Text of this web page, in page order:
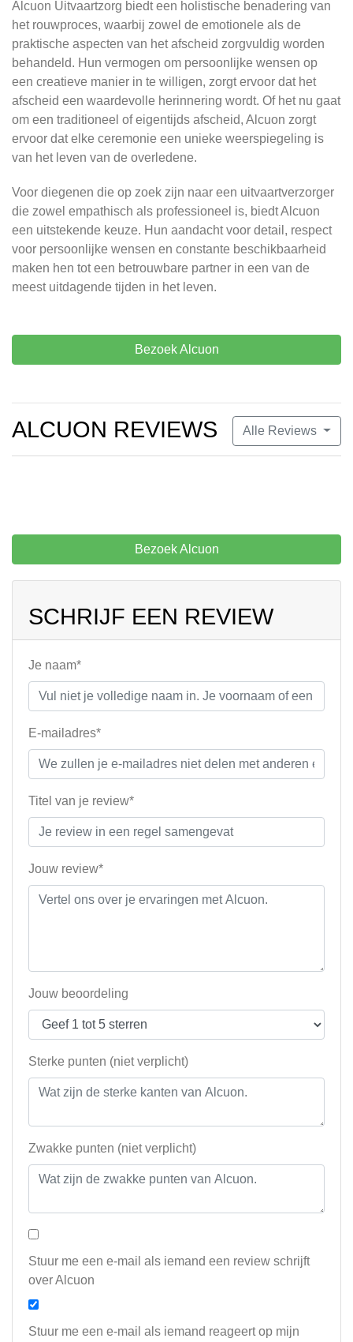
Alcuon Uitvaartzorg biedt een holistische benadering van
het rouwproces, waarbij zowel de emotionele als de
praktische aspecten van het afscheid zorgvuldig worden
behandeld. Hun vermogen om persoonlijke wensen op
een creatieve manier in te willigen, zorgt ervoor dat het
afscheid een waardevolle herinnering wordt. Of het nu gaat
om een traditioneel of eigentijds afscheid, Alcuon zorgt
ervoor dat elke ceremonie een unieke weerspiegeling is
van het leven van de overledene.
Voor diegenen die op zoek zijn naar een uitvaartverzorger
die zowel empathisch als professioneel is, biedt Alcuon
een uitstekende keuze. Hun aandacht voor detail, respect
voor persoonlijke wensen en constante beschikbaarheid
maken hen tot een betrouwbare partner in een van de
meest uitdagende tijden in het leven.
Bezoek Alcuon
Alle Reviews
ALCUON REVIEWS
Bezoek Alcuon
SCHRIJF EEN REVIEW
Je naam*
E-mailadres*
Titel van je review*
Jouw review*
Jouw beoordeling
Sterke punten (niet verplicht)
Zwakke punten (niet verplicht)
Stuur me een e-mail als iemand een review schrijft
over Alcuon
Stuur me een e-mail als iemand reageert op mijn